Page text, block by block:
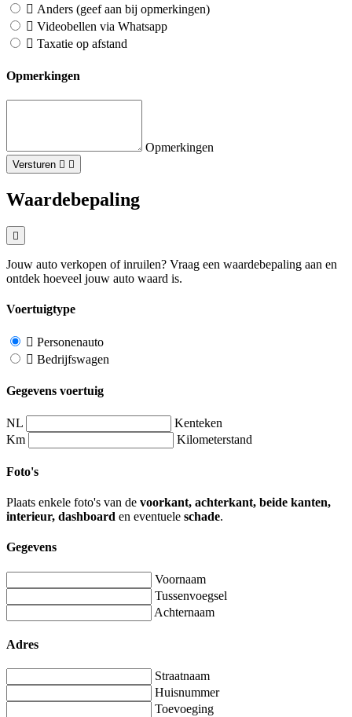
Anders (geef aan bij opmerkingen)
Videobellen via Whatsapp
Taxatie op afstand
Opmerkingen
Opmerkingen
Versturen
Waardebepaling
Jouw auto verkopen of inruilen? Vraag een waardebepaling aan en
ontdek hoeveel jouw auto waard is.
Voertuigtype
Personenauto
Bedrijfswagen
Gegevens voertuig
NL
Kenteken
Km
Kilometerstand
Foto's
Plaats enkele foto's van de voorkant, achterkant, beide kanten,
interieur, dashboard en eventuele schade.
Gegevens
Voornaam
Tussenvoegsel
Achternaam
Adres
Straatnaam
Huisnummer
Toevoeging